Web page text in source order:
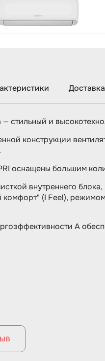
Доставка
стильный и
конструкции
оснащены большим
внутрен­него
комфорт" (I Feel),
А